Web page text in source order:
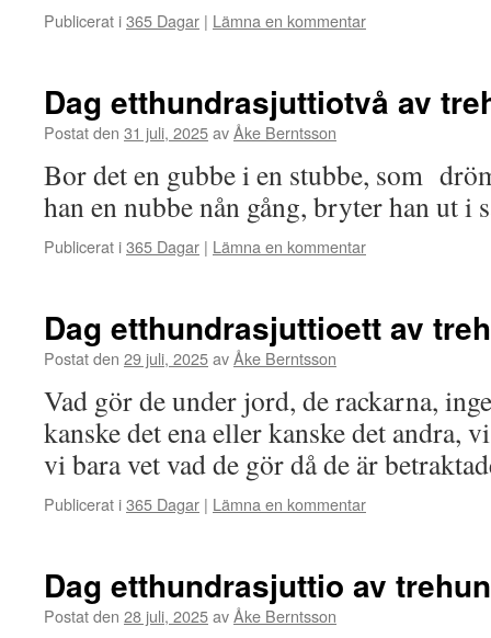
Publicerat i365 Dagar | Lämna en kommentar
Dag etthundrasjuttiotvå av
Postat den 31 juli, 2025avÅke Berntsson
Bor det en gubbe i en stubbe, som
han en nubbe nån gång, bryter han ut i
Publicerat i365 Dagar | Lämna en kommentar
Dag etthundrasjuttioett av
Postat den 29 juli, 2025avÅke Berntsson
Vad gör de under jord, de rackarna,
kanske det ena eller kanske det andra,
vi bara vet vad de gör då de är
Publicerat i365 Dagar | Lämna en kommentar
Dag etthundrasjuttio av
Postat den 28 juli, 2025avÅke Berntsson